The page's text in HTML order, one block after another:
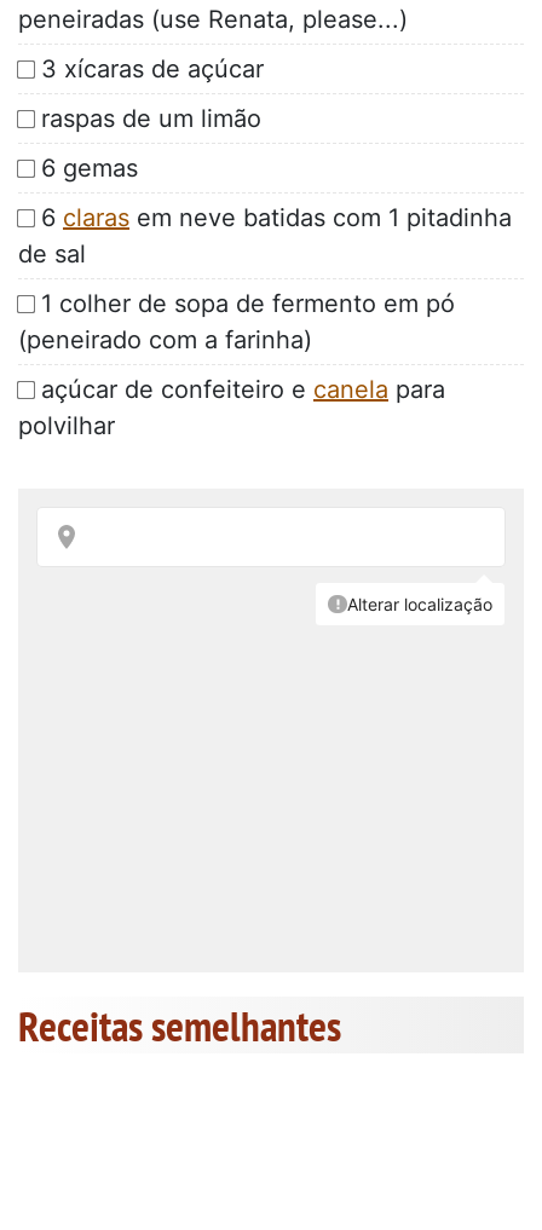
peneiradas (use Renata, please...)
3 xícaras de açúcar
raspas de um limão
6 gemas
6 claras em neve batidas com 1 pitadinha
de sal
1 colher de sopa de fermento em pó
(peneirado com a farinha)
açúcar de confeiteiro e canela para
polvilhar
Receitas semelhantes